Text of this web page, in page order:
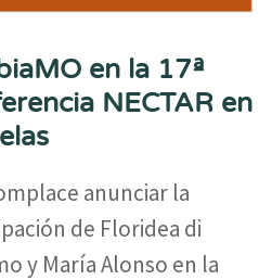
en la 17ª
NECTAR en
anunciar la
de Floridea di
y María Alonso en la